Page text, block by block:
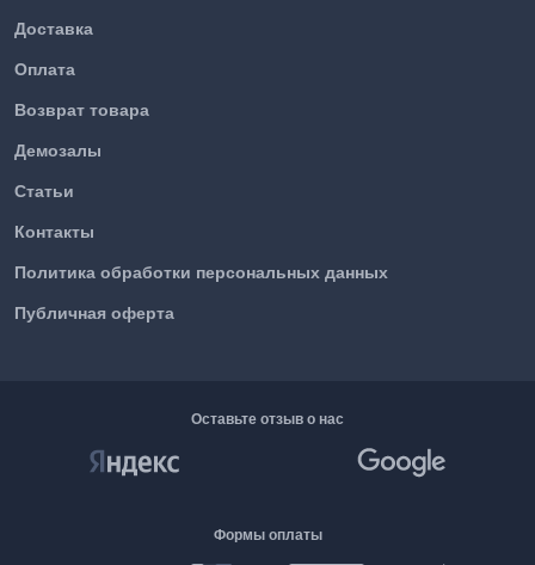
Доставка
Оплата
Возврат товара
Демозалы
Статьи
Контакты
Политика обработки персональных данных
Публичная оферта
Оставьте отзыв о нас
Формы оплаты